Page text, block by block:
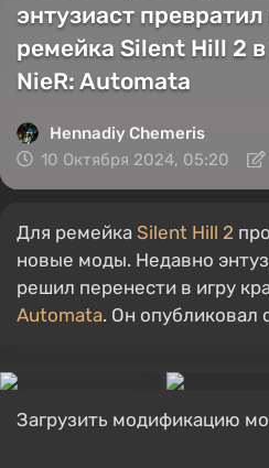
энтузиаст превратил
ремейка Silent Hill 2 в
NieR: Automata
Hennadiy Chemеris
10 Октября 2024, 05:20
Для ремейка Silent Hill 2
новые моды. Недавно
решил перенести в игру
Automata. Он опубликовал
Загрузить модификацию